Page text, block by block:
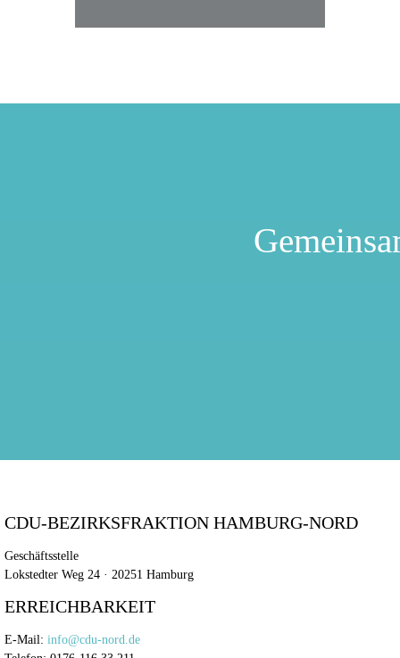
CDU-BEZIRKSFRAKTION HAMBURG-NORD
Geschäftsstelle
Lokstedter Weg 24 · 20251 Hamburg
ERREICHBARKEIT
E-Mail: info@cdu-nord.de